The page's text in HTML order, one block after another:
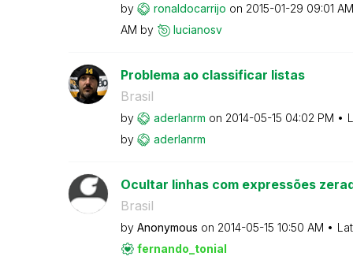
by ronaldocarrijo on ‎2015-01-29 09:01 AM
AM by lucianosv
Problema ao classificar listas
Brasil
by aderlanrm on ‎2014-05-15 04:02 PM
by
aderlanrm
Ocultar linhas com expressões
Brasil
by Anonymous on ‎2014-05-15 10:50 AM
fernando_tonial